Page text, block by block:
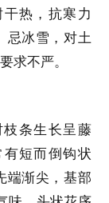
热，抗寒力
忌冰雪，对土
求不严。
条生长呈藤
短而倒钩状
端渐尖，基部